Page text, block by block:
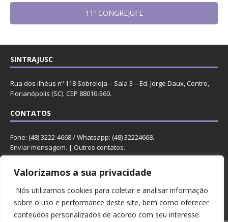
Valorizamos a sua privacidade
Nós utilizamos cookies para coletar e analisar informação
sobre o uso e performance deste site, bem como oferecer
conteúdos personalizados de acordo com seu interesse.
11º CONGREJUFE
SINTRAJUSC
Rua dos Ilhéus nº 118 Sobreloja – Sala 3 – Ed. Jorge Daux, Centro,
Florianópolis (SC). CEP 88010-560.
CONTATOS
Fone: (48) 3222-4668 / Whatsapp: (48) 32224668.
Enviar mensagem. | Outros contatos.
REDES